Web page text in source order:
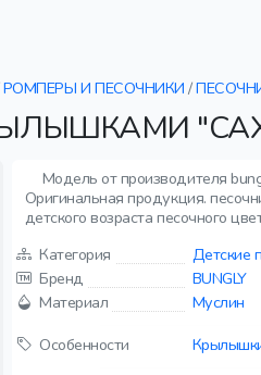
РОМПЕРЫ И ПЕСОЧНИКИ /
Модель от производителя
Оригинальная продукция.
детского возраста песочного
Категория
Детские
Бренд
BUNGLY
Материал
Муслин
Особенности